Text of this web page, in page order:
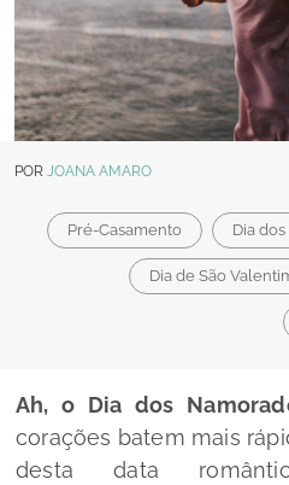
POR JOANA AMARO
Pré-Casamento Dia
Dia de São
Ah, o Dia dos
corações batem mais
desta data